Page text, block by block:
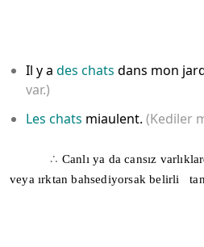
Il y a des chats dans mon
var.)
Les chats miaulent. (Kediler
∴ Canlı ya da cansız
veya ırktan bahsediyorsak belirli